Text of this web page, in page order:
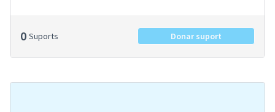
0 Suports Donar suport